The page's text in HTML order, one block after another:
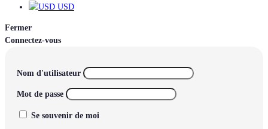
USD
Fermer
Connectez-vous
Nom d'utilisateur
Mot de passe
Se souvenir de moi